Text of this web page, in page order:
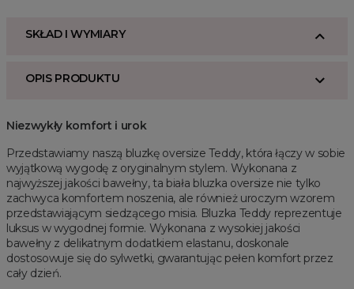
SKŁAD I WYMIARY
OPIS PRODUKTU
Niezwykły komfort i urok
Przedstawiamy naszą bluzkę oversize Teddy, która łączy w sobie
wyjątkową wygodę z oryginalnym stylem. Wykonana z
najwyższej jakości bawełny, ta biała bluzka oversize nie tylko
zachwyca komfortem noszenia, ale również uroczym wzorem
przedstawiającym siedzącego misia. Bluzka Teddy reprezentuje
luksus w wygodnej formie. Wykonana z wysokiej jakości
bawełny z delikatnym dodatkiem elastanu, doskonale
dostosowuje się do sylwetki, gwarantując pełen komfort przez
cały dzień.